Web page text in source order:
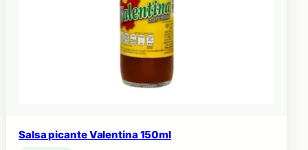
Salsa picante Valentina 150ml